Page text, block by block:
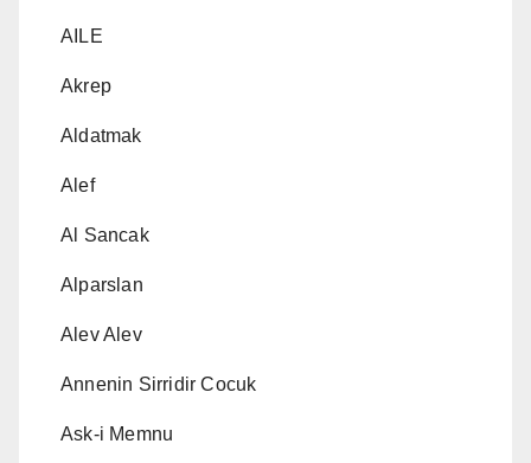
AILE
Akrep
Aldatmak
Alef
Al Sancak
Alparslan
Alev Alev
Annenin Sirridir Cocuk
Ask-i Memnu